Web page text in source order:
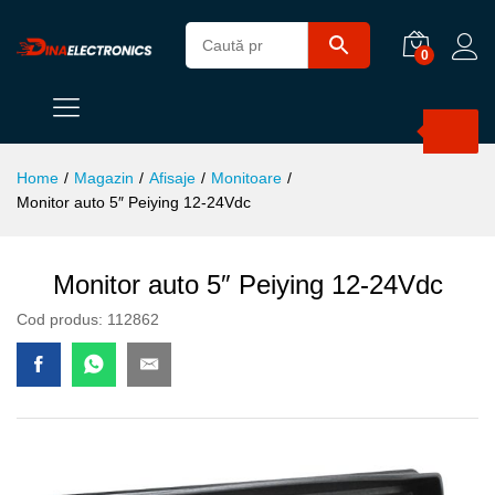
0
Home / Magazin / Afisaje / Monitoare /
Monitor auto 5″ Peiying 12-24Vdc
Monitor auto 5″ Peiying 12-24Vdc
Cod produs: 112862